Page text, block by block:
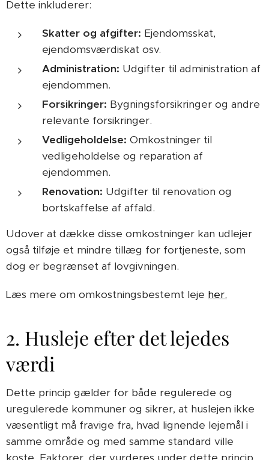
Dette inkluderer:
Skatter og afgifter: Ejendomsskat,
ejendomsværdiskat osv.
Administration: Udgifter til administration af
ejendommen.
Forsikringer: Bygningsforsikringer og andre
relevante forsikringer.
Vedligeholdelse: Omkostninger til
vedligeholdelse og reparation af
ejendommen.
Renovation: Udgifter til renovation og
bortskaffelse af affald.
Udover at dække disse omkostninger kan udlejer
også tilføje et mindre tillæg for fortjeneste, som
dog er begrænset af lovgivningen.
Læs mere om omkostningsbestemt leje her.
2. Husleje efter det lejedes
værdi
Dette princip gælder for både regulerede og
uregulerede kommuner og sikrer, at huslejen ikke
væsentligt må fravige fra, hvad lignende lejemål i
samme område og med samme standard ville